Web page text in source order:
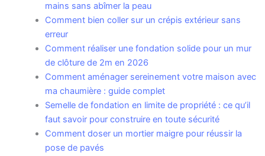
mains sans abîmer la peau
Comment bien coller sur un crépis extérieur sans
erreur
Comment réaliser une fondation solide pour un mur
de clôture de 2m en 2026
Comment aménager sereinement votre maison avec
ma chaumière : guide complet
Semelle de fondation en limite de propriété : ce qu’il
faut savoir pour construire en toute sécurité
Comment doser un mortier maigre pour réussir la
pose de pavés